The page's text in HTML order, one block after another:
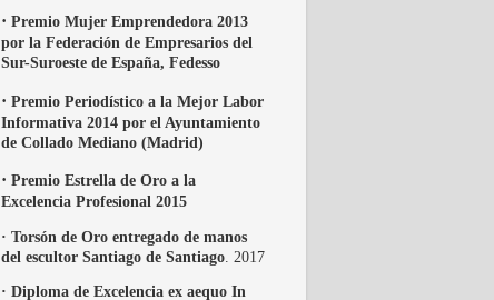
· Premio Mujer Emprendedora 2013
por la Federación de Empresarios del
Sur-Suroeste de España, Fedesso
· Premio Periodístico a la Mejor Labor
Informativa 2014 por el Ayuntamiento
de Collado Mediano (Madrid)
· Premio Estrella de Oro a la
Excelencia Profesional 2015
· Torsón de Oro entregado de manos
del escultor Santiago de Santiago . 2017
· Diploma de Excelencia ex aequo In